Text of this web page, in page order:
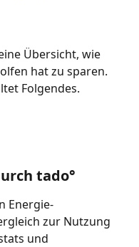
Übersicht, wie
hat zu sparen.
Folgendes.
tado°
Energie-
zur Nutzung
und